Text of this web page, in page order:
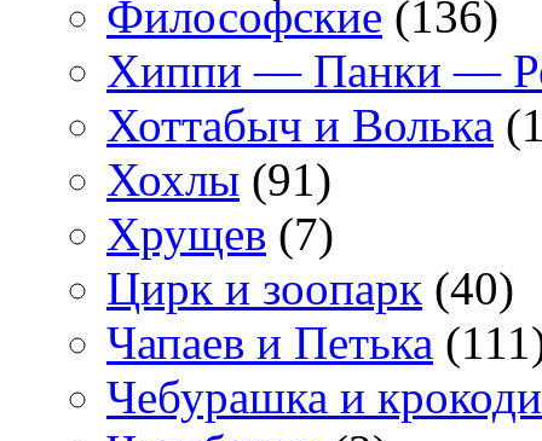
Философские (136)
Хиппи — Панки —
Хоттабыч и Волька
Хохлы (91)
Хрущев (7)
Цирк и зоопарк (40)
Чапаев и Петька
Чебурашка и